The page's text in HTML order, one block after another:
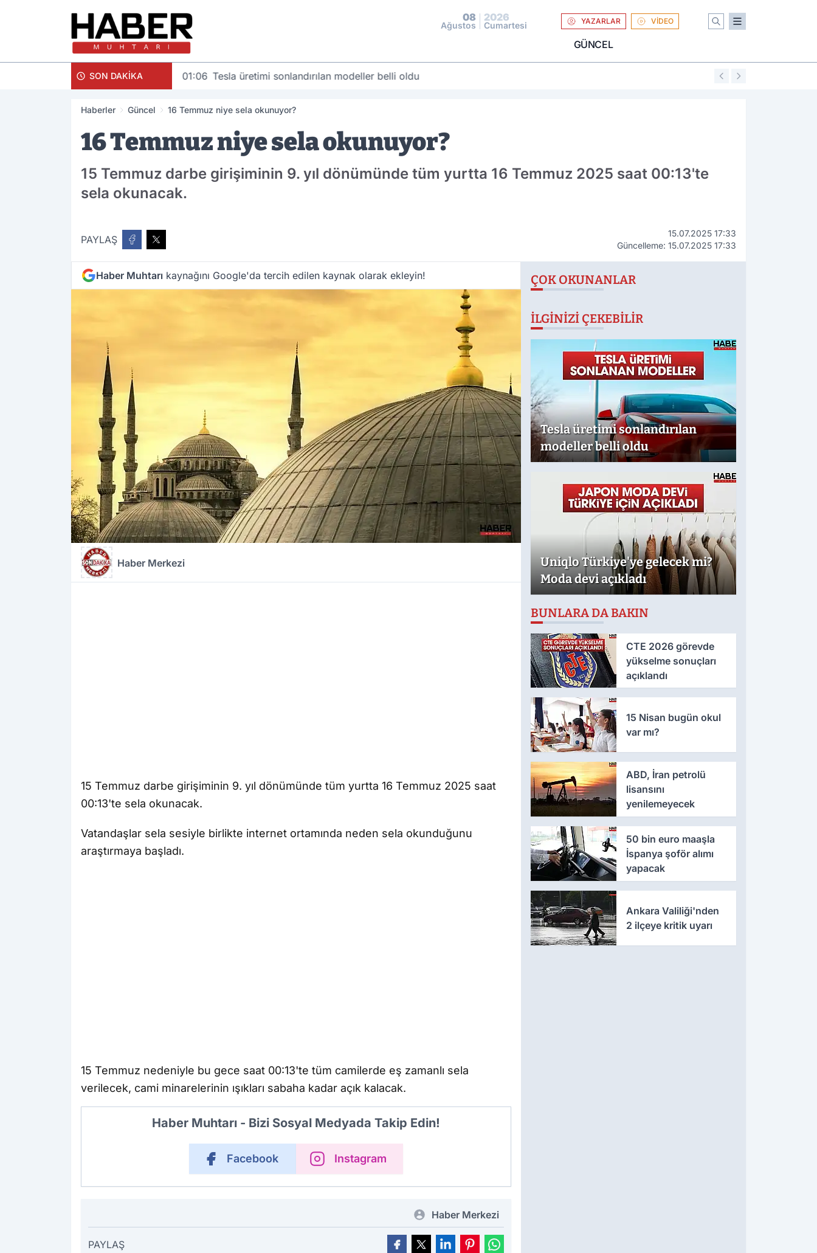
08
Ağustos
2026
Cumartesi YAZARLAR VİDEO
GÜNCEL
SON DAKİKA 01:06 Tesla üretimi sonlandırılan modeller belli oldu 01:04
Haberler Güncel 16 Temmuz niye sela okunuyor?
16 Temmuz niye sela okunuyor?
15 Temmuz darbe girişiminin 9. yıl dönümünde tüm yurtta 16 Temmuz 2025 saat 00:13'te
sela okunacak.
PAYLAŞ
15.07.2025 17:33
Güncelleme: 15.07.2025 17:33
Haber Muhtarı kaynağını Google'da tercih edilen kaynak olarak ekleyin!
Haber Merkezi
15 Temmuz darbe girişiminin 9. yıl dönümünde tüm yurtta 16 Temmuz 2025 saat
00:13'te sela okunacak.
Vatandaşlar sela sesiyle birlikte internet ortamında neden sela okunduğunu
araştırmaya başladı.
15 Temmuz nedeniyle bu gece saat 00:13'te tüm camilerde eş zamanlı sela
verilecek, cami minarelerinin ışıkları sabaha kadar açık kalacak.
Haber Muhtarı - Bizi Sosyal Medyada Takip Edin!
Facebook Instagram
Haber Merkezi
PAYLAŞ
ÇOK OKUNANLAR
İLGINIZI ÇEKEBILIR
Tesla üretimi sonlandırılan
modeller belli oldu
Uniqlo Türkiye'ye gelecek mi?
Moda devi açıkladı
BUNLARA DA BAKIN
CTE 2026 görevde
yükselme sonuçları
açıklandı
15 Nisan bugün okul
var mı?
ABD, İran petrolü
lisansını
yenilemeyecek
50 bin euro maaşla
İspanya şoför alımı
yapacak
Ankara Valiliği'nden
2 ilçeye kritik uyarı